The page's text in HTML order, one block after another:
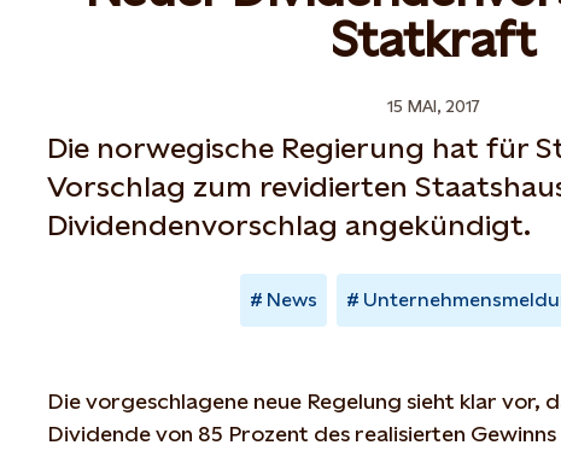
Statkraft
15 MAI, 2017
Die norwegische Regierung hat für
Vorschlag zum revidierten
Dividendenvorschlag angekündigt.
News
Die vorgeschlagene neue Regelung sieht klar vor,
Dividende von 85 Prozent des realisierten